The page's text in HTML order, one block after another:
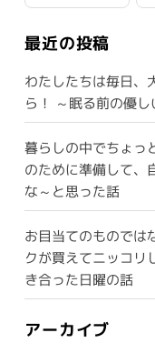
最近の投稿
わたしたちは毎日、
ら！ ～眠る前の優し
暮らしの中でちょっ
のために準備して、
な～と思った話
お目当てのものでは
クが買えてニッコリ
き合った日曜の話
アーカイブ